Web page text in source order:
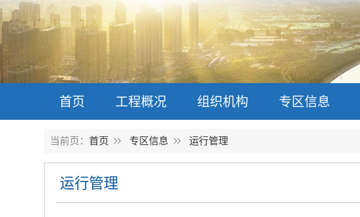
首页 工程概况 组织机构 专区信息
当前页： 首页 专区信息 运行管理
运行管理